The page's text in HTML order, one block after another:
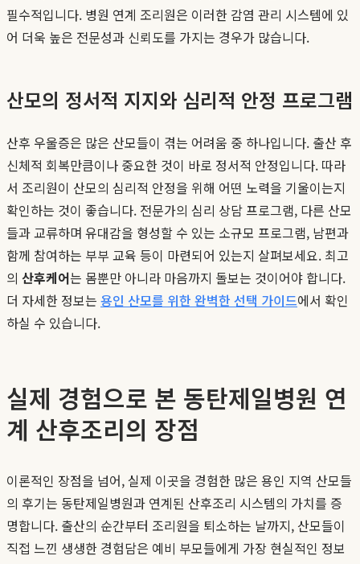
필수적입니다. 병원 연계 조리원은 이러한 감염 관리 시스템에 있
어 더욱 높은 전문성과 신뢰도를 가지는 경우가 많습니다.
산모의 정서적 지지와 심리적 안정 프로그램
산후 우울증은 많은 산모들이 겪는 어려움 중 하나입니다. 출산 후
신체적 회복만큼이나 중요한 것이 바로 정서적 안정입니다. 따라
서 조리원이 산모의 심리적 안정을 위해 어떤 노력을 기울이는지
확인하는 것이 좋습니다. 전문가의 심리 상담 프로그램, 다른 산모
들과 교류하며 유대감을 형성할 수 있는 소규모 프로그램, 남편과
함께 참여하는 부부 교육 등이 마련되어 있는지 살펴보세요. 최고
의 산후케어는 몸뿐만 아니라 마음까지 돌보는 것이어야 합니다.
더 자세한 정보는 용인 산모를 위한 완벽한 선택 가이드에서 확인
하실 수 있습니다.
실제 경험으로 본 동탄제일병원 연
계 산후조리의 장점
이론적인 장점을 넘어, 실제 이곳을 경험한 많은 용인 지역 산모들
의 후기는 동탄제일병원과 연계된 산후조리 시스템의 가치를 증
명합니다. 출산의 순간부터 조리원을 퇴소하는 날까지, 산모들이
직접 느낀 생생한 경험담은 예비 부모들에게 가장 현실적인 정보